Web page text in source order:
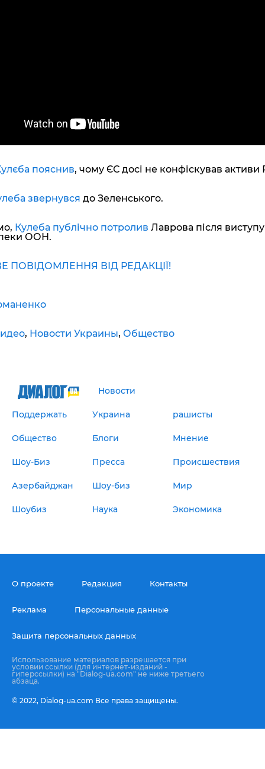
пояснив, чому ЄС досі не конфіскував активи
звернувся до Зеленського.
Кулеба публічно потролив Лаврова після
ООН.
ПОВІДОМЛЕННЯ ВІД РЕДАКЦІЇ!
, Новости Украины, Общество
Новости
Поддержать Украина рашисты
Общество Блоги Мнение
Шоу-Биз Пресса Происшествия
Азербайджан Шоу-биз Мир
Шоубиз Наука Экономика
О проекте Редакция Контакты
Реклама Персональные данные
Защита персональных данных
Использование материалов разрешается при
условии ссылки (для интернет-изданий -
гиперссылки) на "Dialog-ua.com" не ниже третьего
абзаца.
© 2022, Dialog-ua.сom Все права защищены.